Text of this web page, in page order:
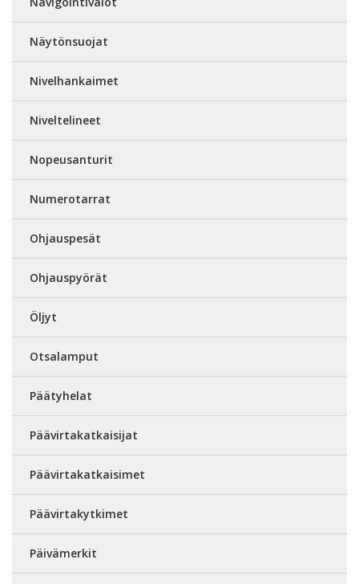
Näytönsuojat
Nivelhankaimet
Niveltelineet
Nopeusanturit
Numerotarrat
Ohjauspesät
Ohjauspyörät
Öljyt
Otsalamput
Päätyhelat
Päävirtakatkaisijat
Päävirtakatkaisimet
Päävirtakytkimet
Päivämerkit